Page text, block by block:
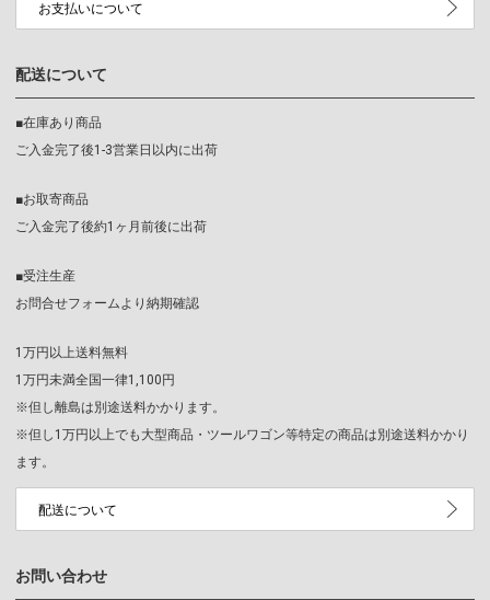
お支払いについて
配送について
■在庫あり商品
ご入金完了後1-3営業日以内に出荷
■お取寄商品
ご入金完了後約1ヶ月前後に出荷
■受注生産
お問合せフォームより納期確認
1万円以上送料無料
1万円未満全国一律1,100円
※但し離島は別途送料かかります。
※但し1万円以上でも大型商品・ツールワゴン等特定の商品は別途送料かかり
ます。
配送について
お問い合わせ